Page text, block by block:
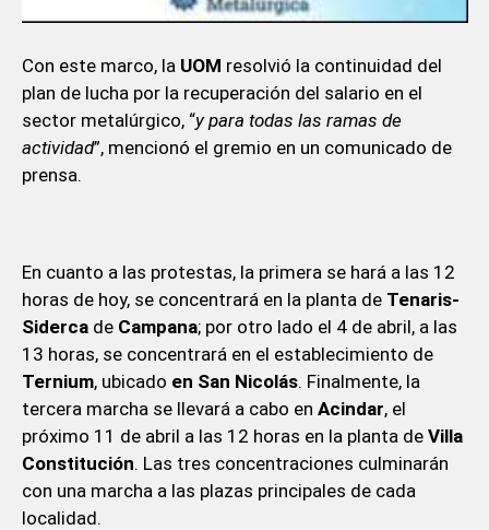
Con este marco, la UOM resolvió la continuidad del
plan de lucha por la recuperación del salario en el
sector metalúrgico, “y para todas las ramas de
actividad”, mencionó el gremio en un comunicado de
prensa.
En cuanto a las protestas, la primera se hará a las 12
horas de hoy, se concentrará en la planta de Tenaris-
Sidercade Campana; por otro lado el 4 de abril, a las
13 horas, se concentrará en el establecimiento de
Ternium, ubicado en San Nicolás. Finalmente, la
tercera marcha se llevará a cabo en Acindar, el
próximo 11 de abril a las 12 horas en la planta de Villa
Constitución. Las tres concentraciones culminarán
con una marcha a las plazas principales de cada
localidad.